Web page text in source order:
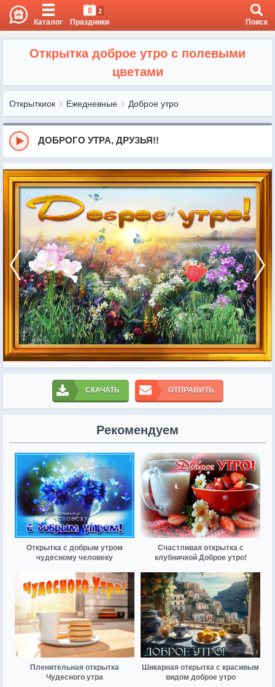
Каталог
8 2
Праздники Поиск
Открытка доброе утро с полевыми
цветами
Открыткиок Ежедневные Доброе утро
ДОБРОГО УТРА, ДРУЗЬЯ!!
СКАЧАТЬ ОТПРАВИТЬ
Рекомендуем
Открытка с добрым утром
чудесному человеку
Счастливая открытка с
клубничкой Доброе утро!
Пленительная открытка
Чудесного утра
Шикарная открытка с красивым
видом доброе утро